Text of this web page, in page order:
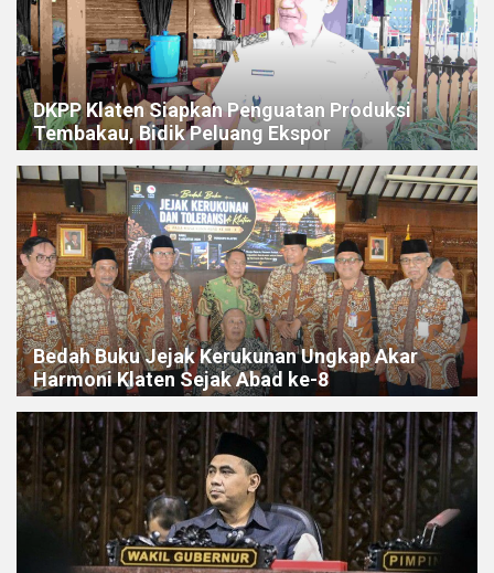
DKPP Klaten Siapkan Penguatan Produksi
Tembakau, Bidik Peluang Ekspor
Bedah Buku Jejak Kerukunan Ungkap Akar
Harmoni Klaten Sejak Abad ke-8